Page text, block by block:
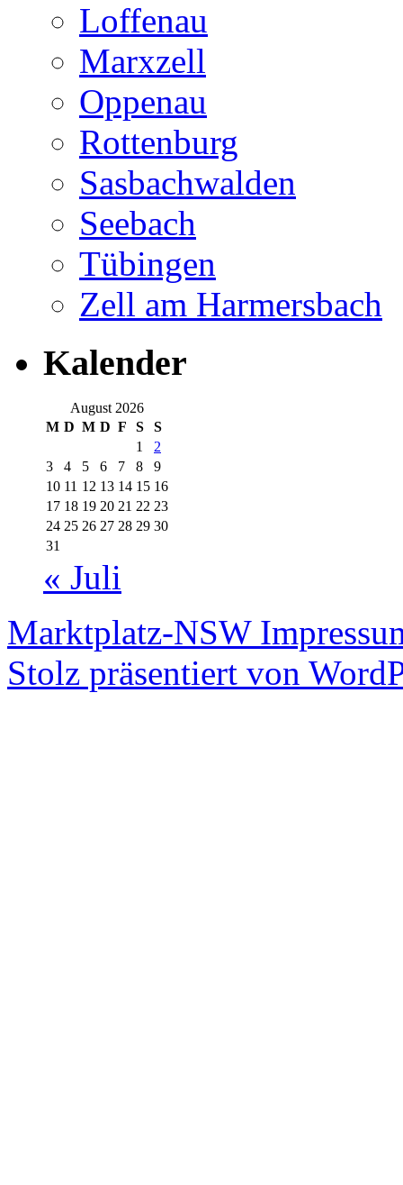
Loffenau
Marxzell
Oppenau
Rottenburg
Sasbachwalden
Seebach
Tübingen
Zell am Harmersbach
Kalender
August 2026
M D M D F S
S
1
2
3
4 5 6 7 8
9
10 11 12 13 14 15 16
17 18 19 20 21 22 23
24 25 26 27 28 29 30
31
« Juli
Marktplatz-NSW
Stolz präsentiert von